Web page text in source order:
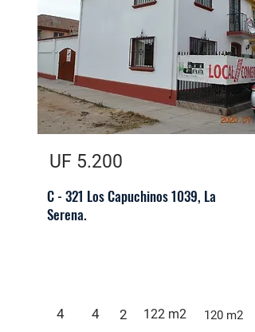
UF 5.200
C - 321 Los Capuchinos 1039, La
Serena.
4 4 2 122 m2 120 m2